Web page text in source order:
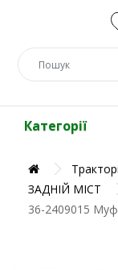
Категорії
ЗАДНІЙ МІСТ
36-2409015